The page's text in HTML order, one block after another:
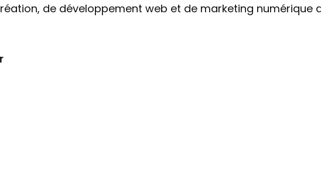
de développement web et de marketing numérique